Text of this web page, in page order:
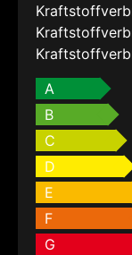
A
B
C
D
E
F
G